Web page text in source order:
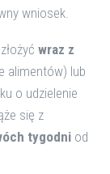
wniosek.
wraz z
alimentów) lub
o udzielenie
się z
tygodni od